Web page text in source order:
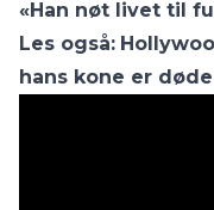
«Han nøt livet til
Les også:
hans kone er